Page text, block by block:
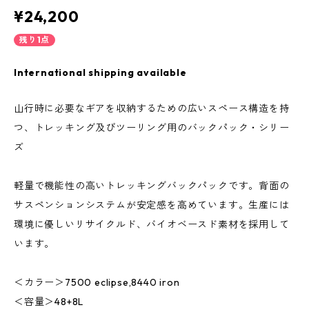
¥24,200
残り1点
International shipping available
山行時に必要なギアを収納するための広いスペース構造を持
つ、トレッキング及びツーリング用のバックパック・シリー
ズ
軽量で機能性の高いトレッキングバックパックです。背面の
サスペンションシステムが安定感を高めています。生産には
環境に優しいリサイクルド、バイオベースド素材を採用して
います。
＜カラー＞7500 eclipse,8440 iron
＜容量＞48+8L